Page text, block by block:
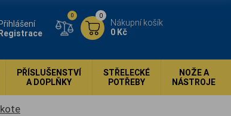
Přihlášení
Registrace
0
Nákupní košík
0 Kč
0
PŘÍSLUŠENSTVÍ
A DOPLŇKY
STŘELECKÉ
POTŘEBY
NOŽE A
NÁSTROJE